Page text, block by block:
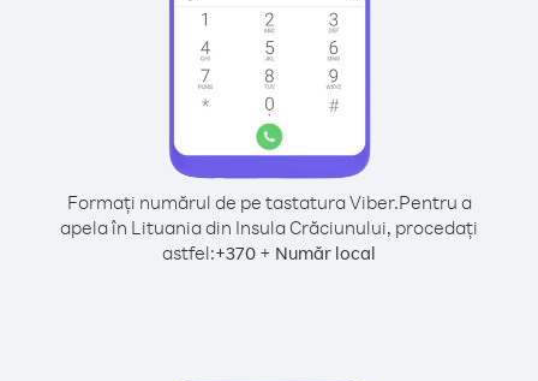
Formați numărul de pe tastatura Viber.Pentru a
apela în Lituania din Insula Crăciunului, procedați
astfel:+370 + Număr local